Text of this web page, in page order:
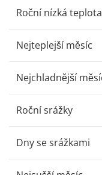
Roční nízká teplota
Nejteplejší měsíc
Nejchladnější
Roční srážky
Dny se srážkami